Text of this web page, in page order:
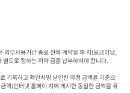
무사용기간 종료 전에 계약을 해 지(요금미납,
도로 정하는 위약 금을 납부하여야 합니다.
액(인터넷 홈페이 지에 게시한 동일한 금액을 유